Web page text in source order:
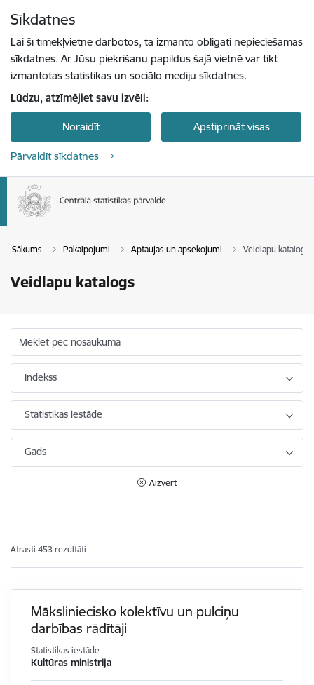
Sīkdatnes
Lai šī tīmekļvietne darbotos, tā izmanto obligāti nepieciešamās
sīkdatnes. Ar Jūsu piekrišanu papildus šajā vietnē var tikt
izmantotas statistikas un sociālo mediju sīkdatnes.
Lūdzu, atzīmējiet savu izvēli:
Noraidīt Apstiprināt visas
Pārvaldīt sīkdatnes
Sākums Pakalpojumi Aptaujas un apsekojumi Veidlapu katalogs
Veidlapu katalogs
Meklēt pēc nosaukuma
Indekss
Statistikas iestāde
Gads
Aizvērt
Atrasti 453 rezultāti
Māksliniecisko kolektīvu un pulciņu
darbības rādītāji
Statistikas iestāde
Kultūras ministrija